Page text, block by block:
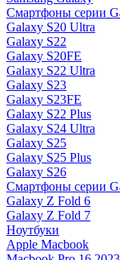
Смартфоны серии
Galaxy S20 Ultra
Galaxy S22
Galaxy S20FE
Galaxy S22 Ultra
Galaxy S23
Galaxy S23FE
Galaxy S22 Plus
Galaxy S24 Ultra
Galaxy S25
Galaxy S25 Plus
Galaxy S26
Смартфоны серии
Galaxy Z Fold 6
Galaxy Z Fold 7
Ноутбуки
Apple Macbook